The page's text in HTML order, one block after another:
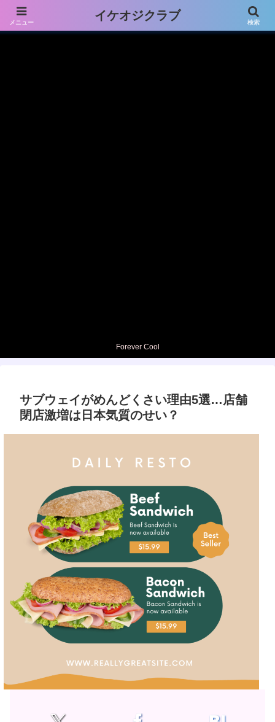
Forever Cool
プライバシーポリシー免責事項 お問い合わせフォーム
プロフィール
サブウェイがめんどくさい理由5選…店舗
閉店激増は日本気質のせい？
メニュー
イケオジクラブ
検索